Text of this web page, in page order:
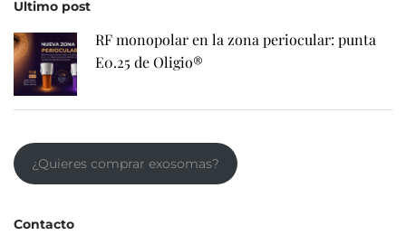
¿Quieres comprar exosomas?
(+34) 985 30 12 34